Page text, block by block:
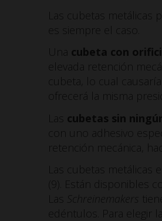
Las cubetas metálicas
es siempre el caso.
Una cubeta con
elevada retención
cubeta, lo cual
ofrecerá la misma
Las cubetas sin
con uno adhesivo
retención mecánica,
Las cubetas metálicas
(9). Están disponibles
Las Schreinemakers
edéntulos. Para elegir